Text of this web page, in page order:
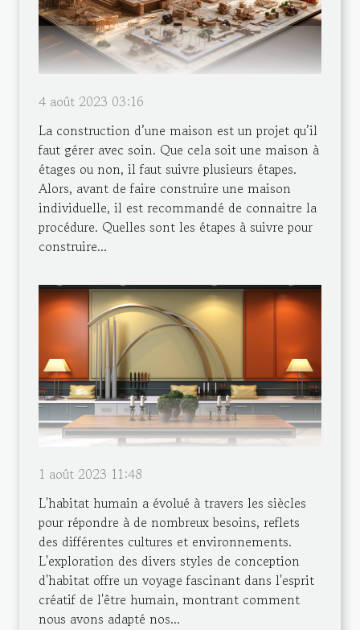
4 août 2023 03:16
La construction d’une maison est un projet qu’il
faut gérer avec soin. Que cela soit une maison à
étages ou non, il faut suivre plusieurs étapes.
Alors, avant de faire construire une maison
individuelle, il est recommandé de connaitre la
procédure. Quelles sont les étapes à suivre pour
construire...
1 août 2023 11:48
L'habitat humain a évolué à travers les siècles
pour répondre à de nombreux besoins, reflets
des différentes cultures et environnements.
L'exploration des divers styles de conception
d'habitat offre un voyage fascinant dans l'esprit
créatif de l'être humain, montrant comment
nous avons adapté nos...